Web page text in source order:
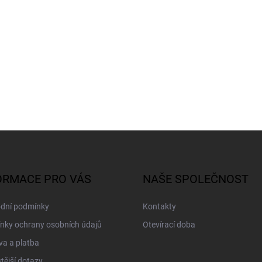
PRO VÁS
podmínky
ochrany osobních údajů
a platba
NAŠE SPOLEČNOST
Kontakty
Otevírací doba